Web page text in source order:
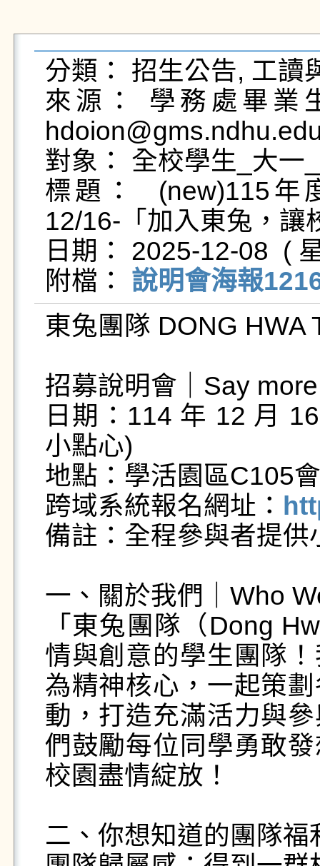
分類： 招生公告, 工讀
來源： 學務處畢業
對象： 全校學生_大一
標題：  (new)115年
12/16-「加入東兔，讓
日期： 2025-12-08  (
附檔： 說明會海報
東兔團隊 DONG HWA
招募說明會｜Say
日期：114 年 12 月
小點心)
地點：學活園區C105
跨域系統報名網址：
備註：全程參與者提
一、關於我們｜Who
「東兔團隊（Dong
情與創意的學生團隊
為精神核心，一起策
動，打造充滿活力與
們鼓勵每位同學勇敢
校園盡情綻放！
二、你想知道的團隊福